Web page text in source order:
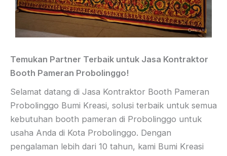
Temukan Partner Terbaik untuk Jasa Kontraktor
Booth Pameran Probolinggo!
Selamat datang di Jasa Kontraktor Booth Pameran
Probolinggo Bumi Kreasi, solusi terbaik untuk semua
kebutuhan booth pameran di Probolinggo untuk
usaha Anda di Kota Probolinggo. Dengan
pengalaman lebih dari 10 tahun, kami Bumi Kreasi